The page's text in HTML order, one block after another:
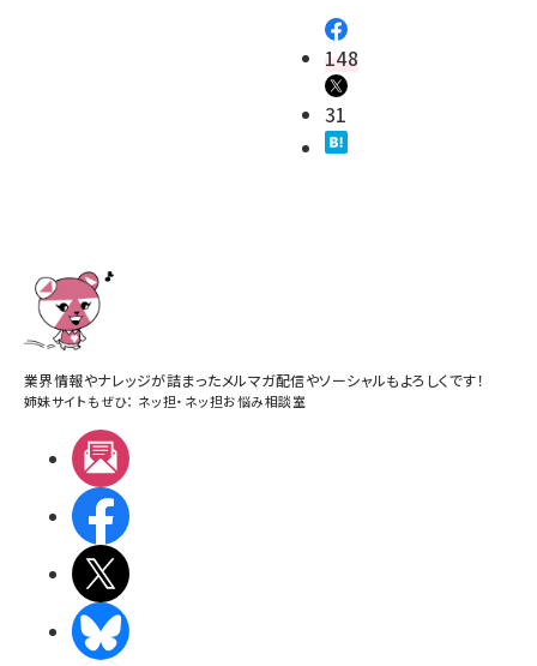
148
31
業界情報やナレッジが詰まったメルマガ配信やソーシャルもよろしくです！
姉妹サイトもぜひ： ネッ担・ ネッ担お悩み相談室